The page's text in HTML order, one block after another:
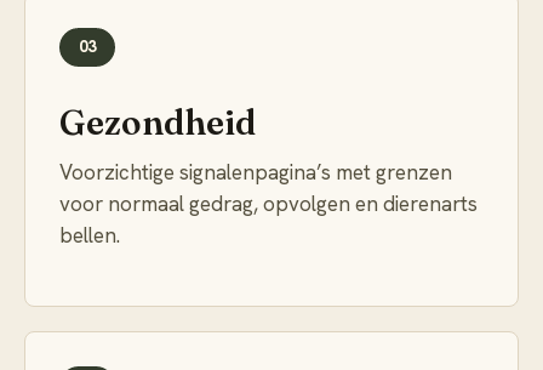
03
Gezondheid
Voorzichtige signalenpagina’s met grenzen
voor normaal gedrag, opvolgen en dierenarts
bellen.